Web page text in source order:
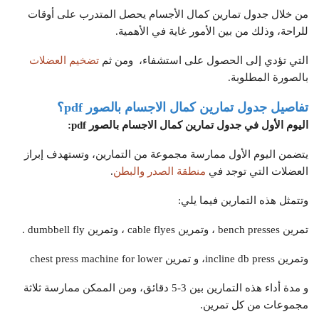
من خلال جدول تمارين كمال الأجسام يحصل المتدرب على أوقات
للراحة، وذلك من بين الأمور غاية في الأهمية.
التي تؤدي إلى الحصول على استشفاء، ومن ثم تضخيم العضلات
بالصورة المطلوبة.
تفاصيل جدول تمارين كمال الاجسام بالصورpdf؟
اليوم الأول في جدول تمارين كمال الاجسام بالصورpdf
:
يتضمن اليوم الأول ممارسة مجموعة من التمارين، وتستهدف إبراز
العضلات التي توجد في منطقة الصدر والبطن.
وتتمثل هذه التمارين فيما يلي:
تمرين bench presses ، وتمرين cable flyes ، وتمرين dumbbell fly .
وتمرين incline db press، و تمرين chest press machine for lower
و مدة أداء هذه التمارين بين 3-5 دقائق، ومن الممكن ممارسة ثلاثة
مجموعات من كل تمرين.